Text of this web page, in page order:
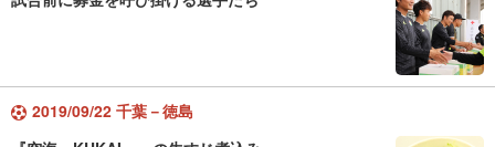
2019/09/22 千葉－徳島